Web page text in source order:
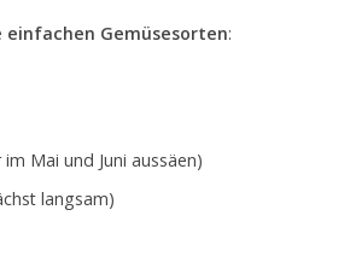
einfachen Gemüsesorten:
im Mai und Juni aussäen)
langsam)